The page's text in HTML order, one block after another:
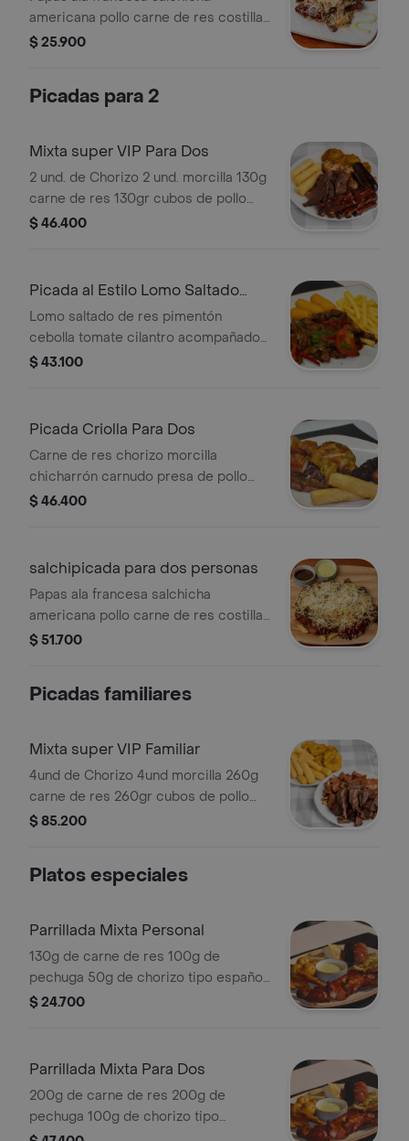
americana pollo carne de res costilla
de cerdo chorizo papas fosforo y
$ 25.900
Picadas para 2
Mixta super VIP Para Dos
2 und. de Chorizo 2 und. morcilla 130g
carne de res 130gr cubos de pollo
250g de costilla de cerdo patacones
$ 46.400
Picada al Estilo Lomo Saltado
Para Dos
Lomo saltado de res pimentón
cebolla tomate cilantro acompañados
de papas francesa y croqueta de
$ 43.100
Picada Criolla Para Dos
Carne de res chorizo morcilla
chicharrón carnudo presa de pollo
patacones croqueta de yuca
$ 46.400
salchipicada para dos personas
Papas ala francesa salchicha
americana pollo carne de res costilla
de cerdo chorizo papas fosforo y
$ 51.700
Picadas familiares
Mixta super VIP Familiar
4und de Chorizo 4und morcilla 260g
carne de res 260gr cubos de pollo
500g de costilla de cerdo patacones
$ 85.200
Platos especiales
Parrillada Mixta Personal
130g de carne de res 100g de
pechuga 50g de chorizo tipo español
50g de morcilla 100g de costilla de
$ 24.700
Parrillada Mixta Para Dos
200g de carne de res 200g de
pechuga 100g de chorizo tipo